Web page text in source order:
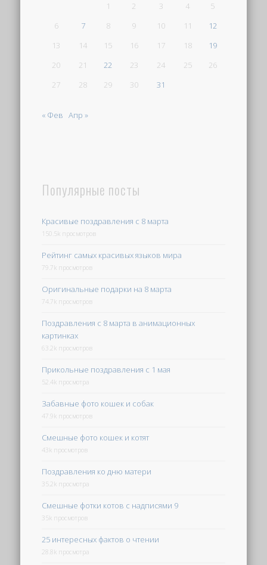
1
2 3 4
5
6
7 8 9 10 11
12
13
14 15 16 17 18
19
20
21 22 23 24 25
26
27
28 29 30 31
« Фев Апр »
Популярные посты
Красивые поздравления с 8 марта
150.5k просмотров
Рейтинг самых красивых языков мира
79.7k просмотров
Оригинальные подарки на 8 марта
74.7k просмотров
Поздравления с 8 марта в анимационных
картинках
63.2k просмотров
Прикольные поздравления с 1 мая
52.4k просмотра
Забавные фото кошек и собак
47.9k просмотров
Смешные фото кошек и котят
43k просмотров
Поздравления ко дню матери
35.2k просмотра
Смешные фотки котов с надписями 9
35k просмотров
25 интересных фактов о чтении
28.8k просмотра